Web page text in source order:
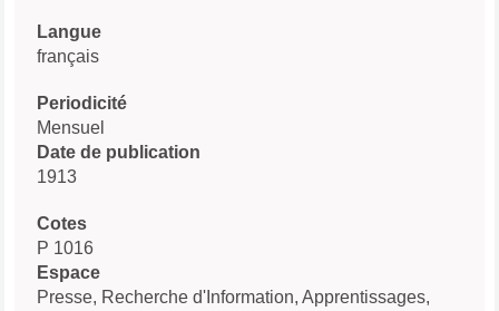
Langue
français
Periodicité
Mensuel
Date de publication
1913
Cotes
P 1016
Espace
Presse, Recherche d'Information, Apprentissages,